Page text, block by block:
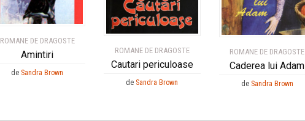
ROMANE DE DRAGOSTE
Amintiri
de Sandra Brown
ROMANE DE DRAGOSTE
Cautari periculoase
de Sandra Brown
ROMANE DE DRAGOSTE
Caderea lui Adam
de Sandra Brown